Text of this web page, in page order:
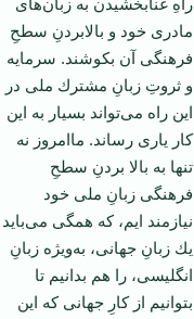
راهِ غنابخشیدن به زبان‌های
مادری خود و بالابردنِ سطحِ
فرهنگی آن‌ بكوشند. سرمایه
و ثروتِ زبانِ مشترك ملی در
این راه می‌تواند بسیار به این
كار یاری رساند. ماامروز نه
تنها به بالا بردنِ سطحِ
فرهنگی زبانِ ملی خود
نیازمند ایم، كه همگی می‌باید
یك زبانِ جهانی، به‌ویژه زبانِ
انگلیسی، را هم بدانیم تا
بتوانیم از كارِ جهانی كه این